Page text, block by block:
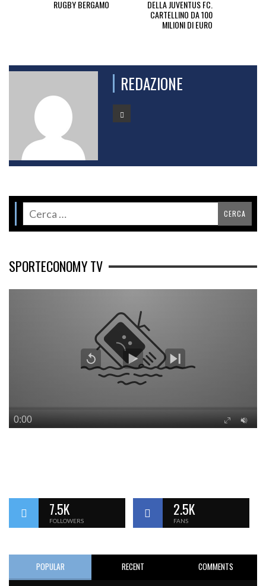
RUGBY BERGAMO
DELLA JUVENTUS FC.
CARTELLINO DA 100
MILIONI DI EURO
REDAZIONE
SPORTECONOMY TV
7.5K
FOLLOWERS
2.5K
FANS
POPULAR RECENT COMMENTS